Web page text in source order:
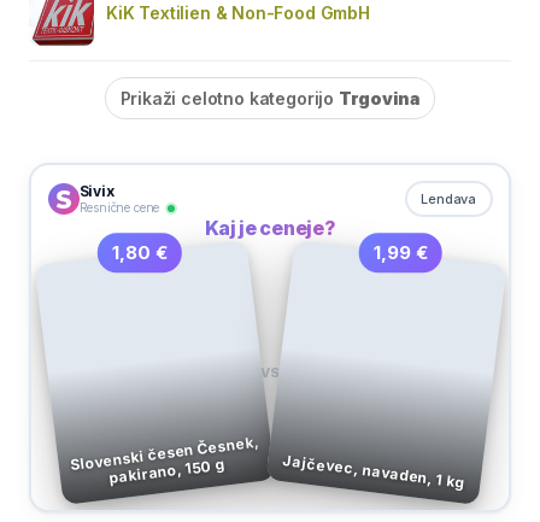
KiK Textilien & Non-Food GmbH
Prikaži celotno kategorijo Trgovina
Sivix
Resnične cene
Lendava
Kaj je ceneje?
1,80 €
Slovenski česen Česnek,
pakirano, 150 g
VS
1,99 €
Jajčevec, navaden, 1 kg